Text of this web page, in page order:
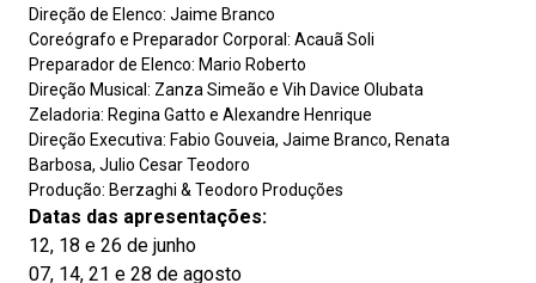
Direção de Elenco: Jaime Branco
Coreógrafo e Preparador Corporal: Acauã Soli
Preparador de Elenco: Mario Roberto
Direção Musical: Zanza Simeão e Vih Davice Olubata
Zeladoria: Regina Gatto e Alexandre Henrique
Direção Executiva: Fabio Gouveia, Jaime Branco, Renata
Barbosa, Julio Cesar Teodoro
Produção: Berzaghi & Teodoro Produções
Datas das apresentações:
12, 18 e 26 de junho
07, 14, 21 e 28 de agosto